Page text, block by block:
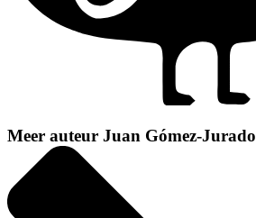
Meer auteur Juan Gómez-Jurado